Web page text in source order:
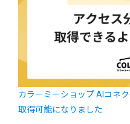
カラーミーショップ AIコネク
取得可能になりました